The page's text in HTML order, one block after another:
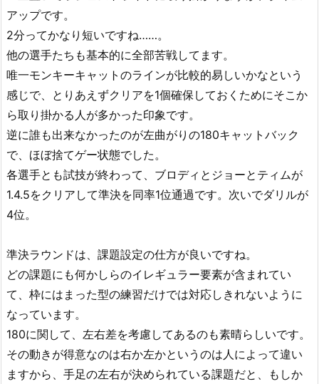
アップです。
2分ってかなり短いですね……。
他の選手たちも基本的に全部苦戦してます。
唯一モンキーキャットのラインが比較的易しいかなという
感じで、とりあえずクリアを1個確保しておくためにそこか
ら取り掛かる人が多かった印象です。
逆に誰も出来なかったのが左曲がりの180キャットバック
で、ほぼ捨てゲー状態でした。
各選手とも試技が終わって、ブロディとジョーとティムが
1.4.5をクリアして準決を同率1位通過です。次いでダリルが
4位。
準決ラウンドは、課題設定の仕方が良いですね。
どの課題にも何かしらのイレギュラー要素が含まれてい
て、枠にはまった型の練習だけでは対応しきれないように
なっています。
180に関して、左右差を考慮してあるのも素晴らしいです。
その動きが得意なのは右か左かというのは人によって違い
ますから、手足の左右が決められている課題だと、もしか